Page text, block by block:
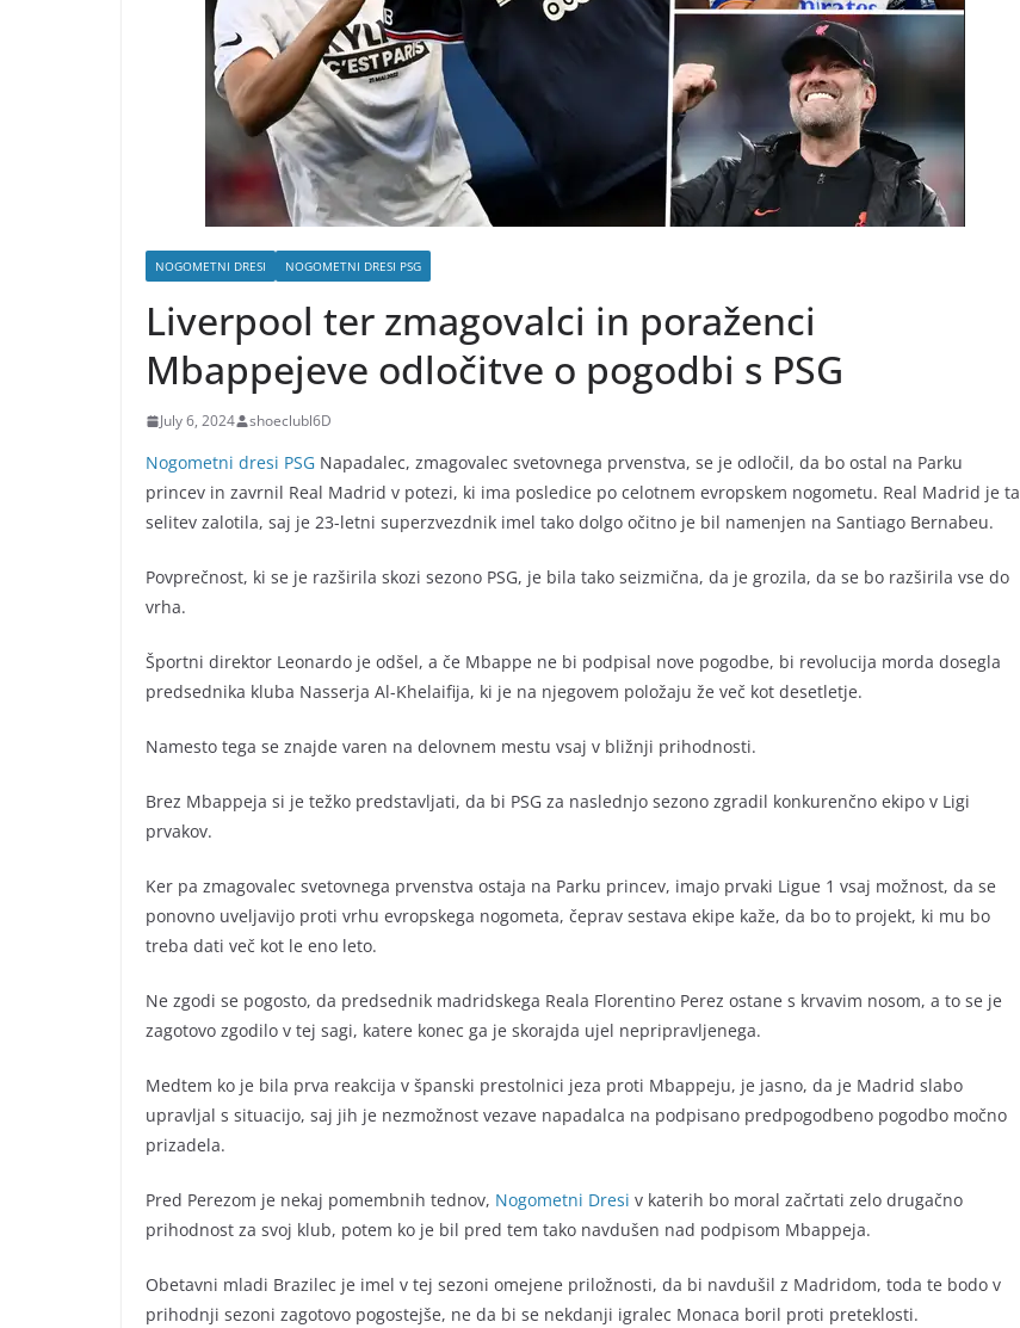
NOGOMETNI DRESI NOGOMETNI DRESI PSG
Liverpool ter zmagovalci in poraženci
Mbappejeve odločitve o pogodbi s PSG
July 6, 2024 shoeclubl6D
Nogometni dresi PSG Napadalec, zmagovalec svetovnega prvenstva, se je odločil, da bo ostal na Parku
princev in zavrnil Real Madrid v potezi, ki ima posledice po celotnem evropskem nogometu. Real Madrid je ta
selitev zalotila, saj je 23-letni superzvezdnik imel tako dolgo očitno je bil namenjen na Santiago Bernabeu.
Povprečnost, ki se je razširila skozi sezono PSG, je bila tako seizmična, da je grozila, da se bo razširila vse do
vrha.
Športni direktor Leonardo je odšel, a če Mbappe ne bi podpisal nove pogodbe, bi revolucija morda dosegla
predsednika kluba Nasserja Al-Khelaifija, ki je na njegovem položaju že več kot desetletje.
Namesto tega se znajde varen na delovnem mestu vsaj v bližnji prihodnosti.
Brez Mbappeja si je težko predstavljati, da bi PSG za naslednjo sezono zgradil konkurenčno ekipo v Ligi
prvakov.
Ker pa zmagovalec svetovnega prvenstva ostaja na Parku princev, imajo prvaki Ligue 1 vsaj možnost, da se
ponovno uveljavijo proti vrhu evropskega nogometa, čeprav sestava ekipe kaže, da bo to projekt, ki mu bo
treba dati več kot le eno leto.
Ne zgodi se pogosto, da predsednik madridskega Reala Florentino Perez ostane s krvavim nosom, a to se je
zagotovo zgodilo v tej sagi, katere konec ga je skorajda ujel nepripravljenega.
Medtem ko je bila prva reakcija v španski prestolnici jeza proti Mbappeju, je jasno, da je Madrid slabo
upravljal s situacijo, saj jih je nezmožnost vezave napadalca na podpisano predpogodbeno pogodbo močno
prizadela.
Pred Perezom je nekaj pomembnih tednov, Nogometni Dresi v katerih bo moral začrtati zelo drugačno
prihodnost za svoj klub, potem ko je bil pred tem tako navdušen nad podpisom Mbappeja.
Obetavni mladi Brazilec je imel v tej sezoni omejene priložnosti, da bi navdušil z Madridom, toda te bodo v
prihodnji sezoni zagotovo pogostejše, ne da bi se nekdanji igralec Monaca boril proti preteklosti.